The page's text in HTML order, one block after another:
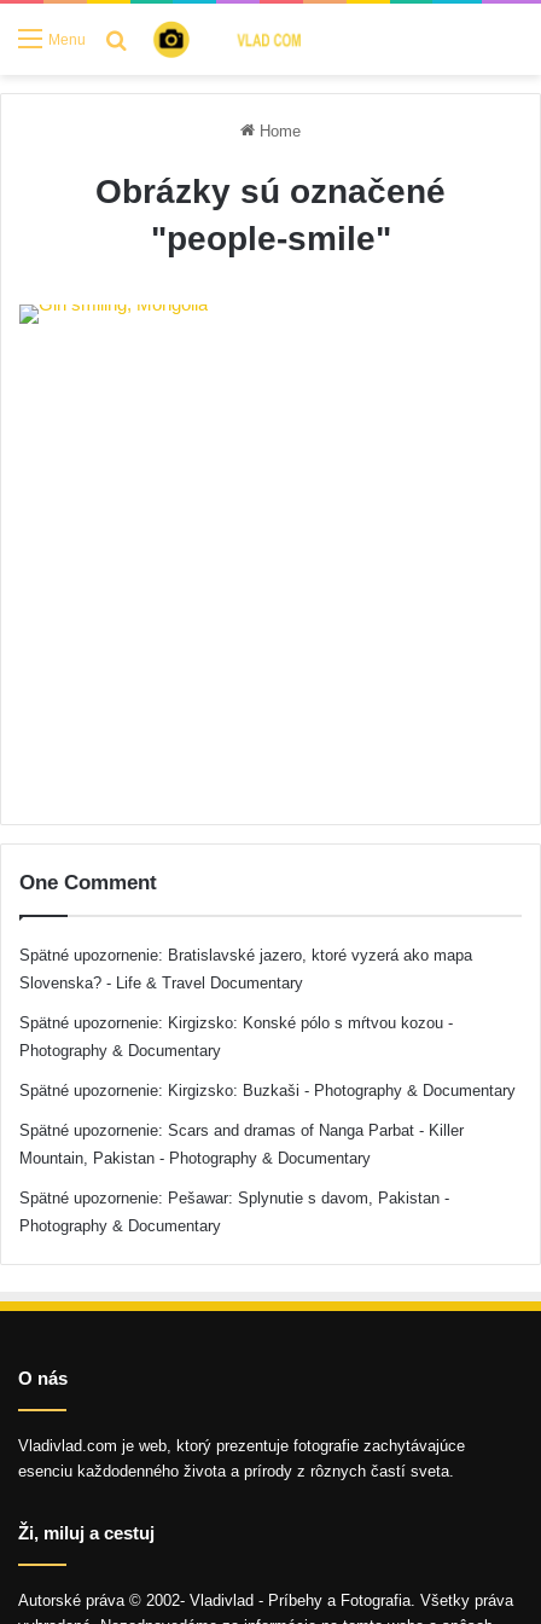
Menu Search for
Home
Obrázky sú označené
"people-smile"
One Comment
Spätné upozornenie: Bratislavské jazero, ktoré vyzerá ako mapa
Slovenska? - Life & Travel Documentary
Spätné upozornenie: Kirgizsko: Konské pólo s mŕtvou kozou -
Photography & Documentary
Spätné upozornenie: Kirgizsko: Buzkaši - Photography & Documentary
Spätné upozornenie: Scars and dramas of Nanga Parbat - Killer
Mountain, Pakistan - Photography & Documentary
Spätné upozornenie: Pešawar: Splynutie s davom, Pakistan -
Photography & Documentary
O nás
Vladivlad.com je web, ktorý prezentuje fotografie zachytávajúce
esenciu každodenného života a prírody z rôznych častí sveta.
Ži, miluj a cestuj
Autorské práva © 2002- Vladivlad - Príbehy a Fotografia. Všetky práva